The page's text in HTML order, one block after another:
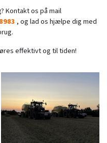
Kontakt os på mail
, og lad os hjælpe dig med
effektivt og til tiden!